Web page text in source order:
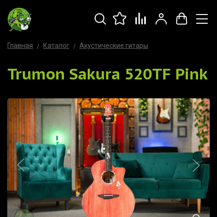
Главная Каталог Акустические гитары
Trumon Sakura 520TF Pink